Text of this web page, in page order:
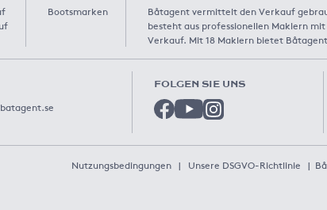
Bootsmarken
Båtagent vermittelt den Verkauf
besteht aus professionellen Maklern
Verkauf. Mit 18 Maklern bietet
FOLGEN SIE UNS
Nutzungsbedingungen | Unsere DSGVO-Richtlinie |